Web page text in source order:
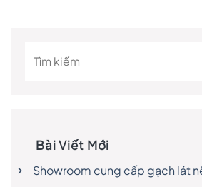
Bài Viết Mới
Showroom cung cấp gạch lát